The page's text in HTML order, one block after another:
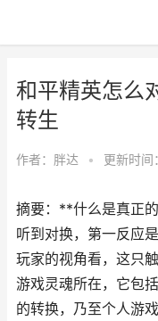
和平精英怎么
转生
作者： 胖达 • 更新时
摘要：**什么是真正
听到对换，第一反应
玩家的视角看，这只
游戏灵魂所在，它包
的转换，乃至个人游